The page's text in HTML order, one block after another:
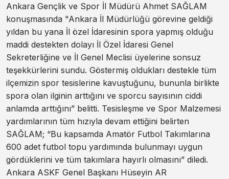
Ankara Gençlik ve Spor İl Müdürü Ahmet SAĞLAM
konuşmasında "Ankara İl Müdürlüğü görevine geldiği
yıldan bu yana İl özel İdaresinin spora yapmış olduğu
maddi destekten dolayı İl Özel İdaresi Genel
Sekreterliğine ve İl Genel Meclisi üyelerine sonsuz
teşekkürlerini sundu. Göstermiş oldukları destekle tüm
ilçemizin spor tesislerine kavuştuğunu, bununla birlikte
spora olan ilginin arttığını ve sporcu sayısının ciddi
anlamda arttığını” belitti. Tesisleşme ve Spor Malzemesi
yardımlarının tüm hızıyla devam ettiğini belirten
SAĞLAM; “Bu kapsamda Amatör Futbol Takımlarına
600 adet futbol topu yardımında bulunmayı uygun
gördüklerini ve tüm takımlara hayırlı olmasını” diledi.
Ankara ASKF Genel Başkanı Hüseyin AR